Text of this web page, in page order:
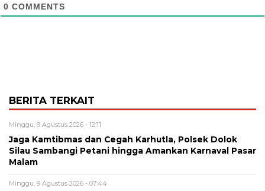
0 COMMENTS
BERITA TERKAIT
Minggu, 9 Agustus 2026 - 12:11
Jaga Kamtibmas dan Cegah Karhutla, Polsek Dolok
Silau Sambangi Petani hingga Amankan Karnaval Pasar
Malam
Minggu, 9 Agustus 2026 - 07:44